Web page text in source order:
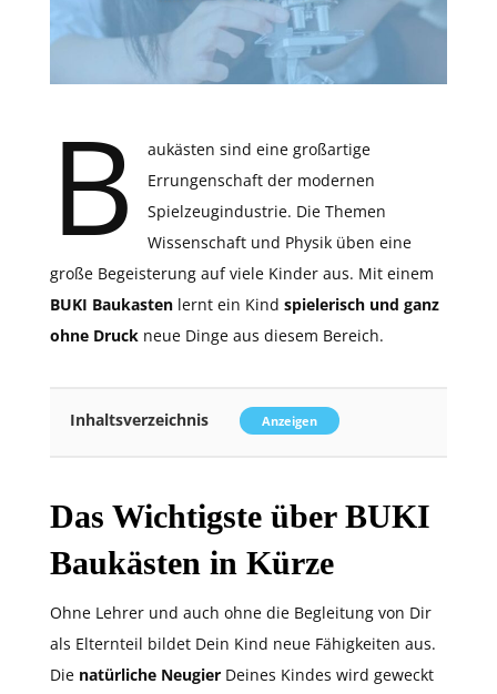
B
aukästen sind eine großartige
Errungenschaft der modernen
Spielzeugindustrie. Die Themen
Wissenschaft und Physik üben eine
große Begeisterung auf viele Kinder aus. Mit einem
BUKI Baukasten lernt ein Kind spielerisch und ganz
ohne Druck neue Dinge aus diesem Bereich.
Inhaltsverzeichnis Anzeigen
Das Wichtigste über BUKI
Baukästen in Kürze
Ohne Lehrer und auch ohne die Begleitung von Dir
als Elternteil bildet Dein Kind neue Fähigkeiten aus.
Die natürliche Neugier Deines Kindes wird geweckt